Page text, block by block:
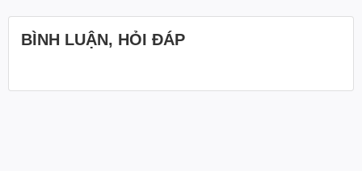
An Toàn và Thân Thiện:
BÌNH LUẬN, HỎI ĐÁP